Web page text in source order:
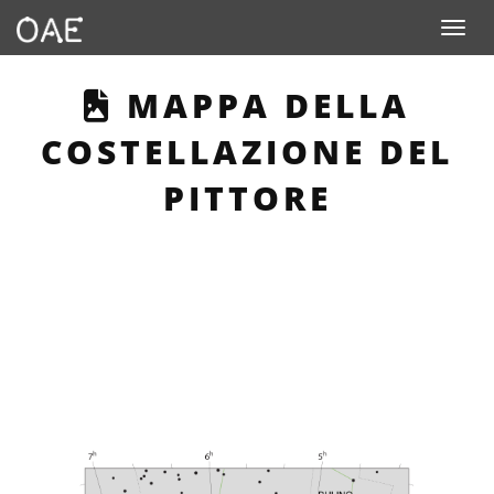
Toggle
THIS PAGE
MAPPA DELLA
COSTELLAZIONE DEL
PITTORE